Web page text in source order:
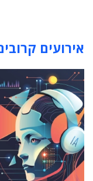
אירועים